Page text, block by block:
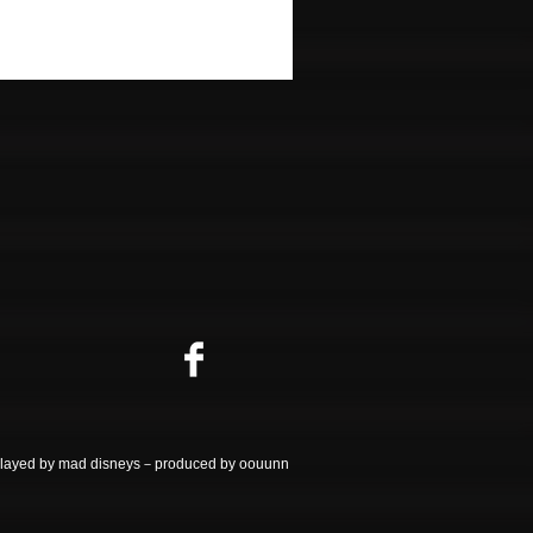
by mad disneys－produced by oouunn